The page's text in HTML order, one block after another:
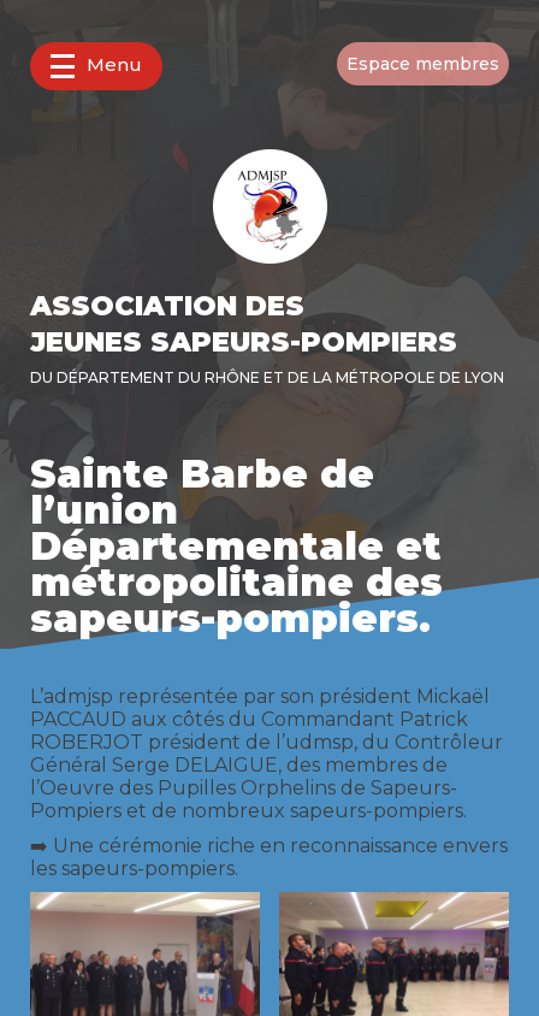
Menu Espace membres
ASSOCIATION DES
JEUNES SAPEURS-POMPIERS
DU DÉPARTEMENT DU RHÔNE ET DE LA MÉTROPOLE DE LYON
Sainte Barbe de
l’union
Départementale et
métropolitaine des
sapeurs-pompiers.
L’admjsp représentée par son président Mickaël
PACCAUD aux côtés du Commandant Patrick
ROBERJOT président de l’udmsp, du Contrôleur
Général Serge DELAIGUE, des membres de
l’Oeuvre des Pupilles Orphelins de Sapeurs-
Pompiers et de nombreux sapeurs-pompiers.
➡️ Une cérémonie riche en reconnaissance envers
les sapeurs-pompiers.